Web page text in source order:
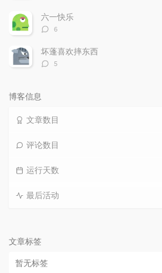
数：
六一快乐
评
数：
6
坏蓬喜欢摔东西
评
5
博客信息
文章数目
评论数目
运行天数
最后活动
文章标签
暂无标签